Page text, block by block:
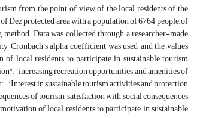
from the point of view of the local residents of the
Dez protected area with a population of 6764 people, of
Data was collected through a researcher-made
alpha coefficient was used, and the values
local residents to participate in sustainable tourism
"increasing recreation opportunities and amenities of
"Interest in sustainable tourism activities and protection
of tourism, satisfaction with social consequences
of local residents to participate in sustainable